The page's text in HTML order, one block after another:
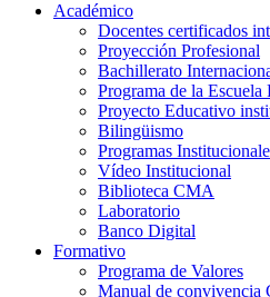
Académico
Docentes certificados
Proyección Profesional
Bachillerato
Programa de la Escuela
Proyecto Educativo
Bilingüismo
Programas
Vídeo Institucional
Biblioteca CMA
Laboratorio
Banco Digital
Formativo
Programa de Valores
Manual de convivencia